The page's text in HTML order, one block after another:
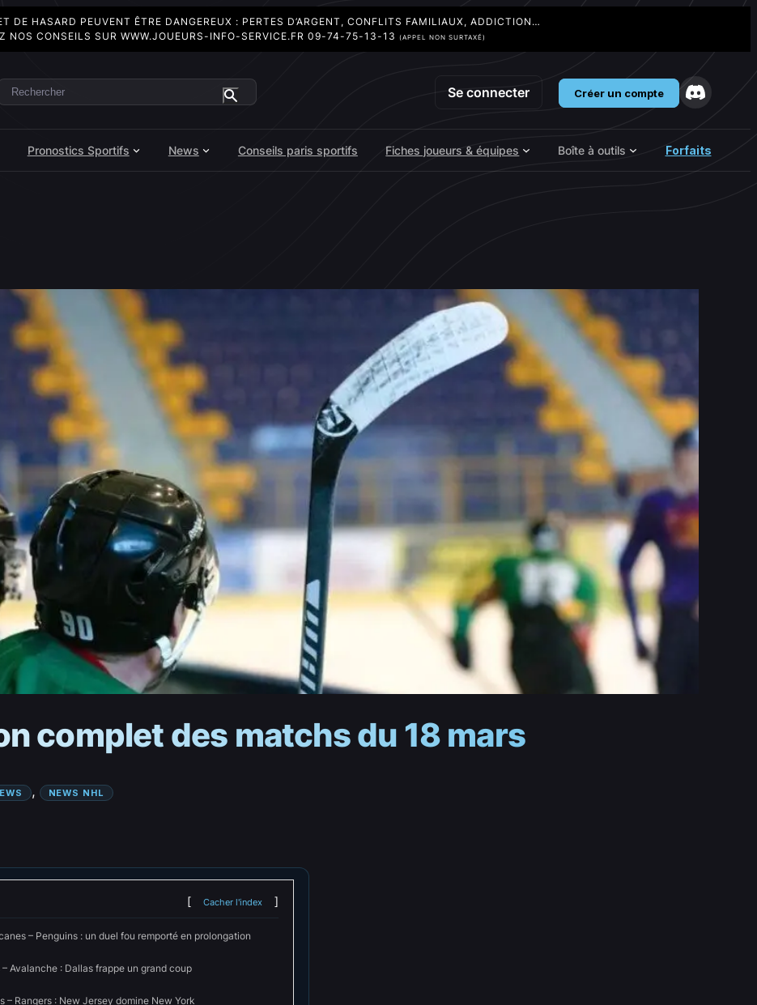
DE HASARD PEUVENT ÊTRE DANGEREUX : PERTES D’ARGENT, CONFLITS FAMILIAUX, ADDICTION…
NOS CONSEILS SUR WWW.JOUEURS-INFO-SERVICE.FR 09-74-75-13-13 (APPEL NON SURTAXÉ)
Rechercher Se connecter Créer un compte
Pronostics Sportifs News Conseils paris sportifs Fiches joueurs & équipes Boîte à outils Forfaits
complet des matchs du 18 mars
, NEWS NHL
Cacher l'index
– Penguins : un duel fou remporté en prolongation
– Avalanche : Dallas frappe un grand coup
– Rangers : New Jersey domine New York